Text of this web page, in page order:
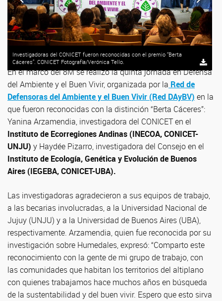
Investigadoras del CONICET fueron reconocidas con el premio “Berta
Cáceres”. CONICET Fotografía/Verónica Tello.
En el marco del 8M se realizó la quinta jornada en Defensa
del Ambiente y el Buen Vivir, organizada por la Red de
Defensoras del Ambiente y el Buen Vivir (Red DAyBV) en la
que fueron reconocidas con la distinción “Berta Cáceres”:
Yanina Arzamendia, investigadora del CONICET en el
Instituto de Ecorregiones Andinas (INECOA, CONICET-
UNJU) y Haydée Pizarro, investigadora del Consejo en el
Instituto de Ecología, Genética y Evolución de Buenos
Aires (IEGEBA, CONICET-UBA).
Las investigadoras agradecieron a sus equipos de trabajo,
a las becarias involucradas, a la Universidad Nacional de
Jujuy (UNJU) y a la Universidad de Buenos Aires (UBA),
respectivamente. Arzamendia, quien fue reconocida por su
investigación sobre Humedales, expresó: “Comparto este
reconocimiento con la gente de mi grupo de trabajo, con
las comunidades que habitan los territorios del altiplano
con quienes trabajamos hace muchos años en búsqueda
de la sustentabilidad y del buen vivir. Espero que esto sirva